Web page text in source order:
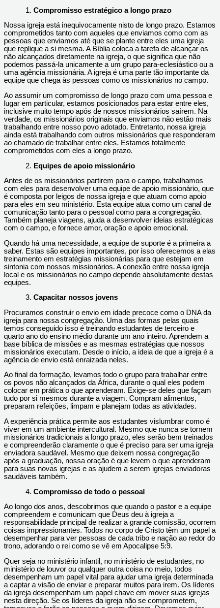
Compromisso estratégico a longo prazo
Nossa igreja está inequivocamente nisto de longo prazo. Estamos
comprometidos tanto com aqueles que enviamos como com as
pessoas que enviamos até que se plante entre eles uma igreja
que replique a si mesma. A Bíblia coloca a tarefa de alcançar os
não alcançados diretamente na igreja, o que significa que não
podemos passá-la unicamente a um grupo para-eclesiástico ou a
uma agência missionária. A igreja é uma parte tão importante da
equipe que chega às pessoas como os missionários no campo.
Ao assumir um compromisso de longo prazo com uma pessoa e
lugar em particular, estamos posicionados para estar entre eles,
inclusive muito tempo após de nossos missionários saírem. Na
verdade, os missionários originais que enviamos não estão mais
trabalhando entre nosso povo adotado. Entretanto, nossa igreja
ainda está trabalhando com outros missionários que responderam
ao chamado de trabalhar entre eles. Estamos totalmente
comprometidos com eles a longo prazo.
Equipes de apoio missionário
Antes de os missionários partirem para o campo, trabalhamos
com eles para desenvolver uma equipe de apoio missionário, que
é composta por leigos de nossa igreja e que atuam como apoio
para eles em seu ministério. Esta equipe atua como um canal de
comunicação tanto para o pessoal como para a congregação.
Também planeja viagens, ajuda a desenvolver ideias estratégicas
com o campo, e fornece amor, oração e apoio emocional.
Quando há uma necessidade, a equipe de suporte é a primeira a
saber. Estas são equipes importantes, por isso oferecemos a elas
treinamento em estratégias missionárias para que estejam em
sintonia com nossos missionários. A conexão entre nossa igreja
local e os missionários no campo depende absolutamente destas
equipes.
Capacitar nossos jovens
Procuramos construir o envio em idade precoce como o DNA da
igreja para nossa congregação. Uma das formas pelas quais
temos conseguido isso é treinando estudantes de terceiro e
quarto ano do ensino médio durante um ano inteiro. Aprendem a
base bíblica de missões e as mesmas estratégias que nossos
missionários executam. Desde o início, a ideia de que a igreja é a
agência de envio está enraizada neles.
Ao final da formação, levamos todo o grupo para trabalhar entre
os povos não alcançados da África, durante o qual eles podem
colocar em prática o que aprenderam. Exige-se deles que façam
tudo por si mesmos durante a viagem. Compram alimentos,
preparam refeições, limpam e planejam todas as atividades.
A experiência prática permite aos estudantes vislumbrar como é
viver em um ambiente intercultural. Mesmo que nunca se tornem
missionários tradicionais a longo prazo, eles serão bem treinados
e compreenderão claramente o que é preciso para ser uma igreja
enviadora saudável. Mesmo que deixem nossa congregação
após a graduação, nossa oração é que levem o que aprenderam
para suas novas igrejas e as ajudem a serem igrejas enviadoras
saudáveis também.
Compromisso de todo o pessoal
Ao longo dos anos, descobrimos que quando o pastor e a equipe
compreendem e comunicam que Deus deu à igreja a
responsabilidade principal de realizar a grande comissão, ocorrem
coisas impressionantes. Todos no corpo de Cristo têm um papel a
desempenhar para ver pessoas de cada tribo e nação ao redor do
trono, adorando o rei como se vê em Apocalipse 5:9.
Quer seja no ministério infantil, no ministério de estudantes, no
ministério de louvor ou qualquer outra coisa no meio, todos
desempenham um papel vital para ajudar uma igreja determinada
a captar a visão de enviar e preparar muitos para irem. Os líderes
da igreja desempenham um papel chave em mover suas igrejas
nesta direção. Se os líderes da igreja não se comprometem,